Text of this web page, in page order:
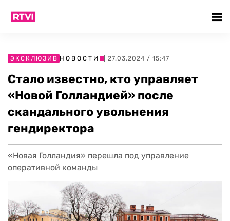
ЭКСКЛЮЗИВ НОВОСТИ | 27.03.2024 / 15:47
Стало известно, кто управляет
«Новой Голландией» после
скандального увольнения
гендиректора
«Новая Голландия» перешла под управление
оперативной команды